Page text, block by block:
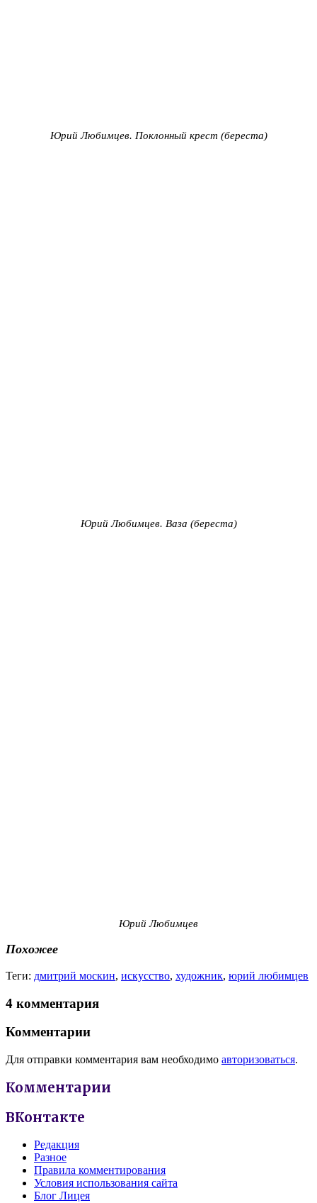
Юрий Любимцев. Поклонный крест (береста)
Юрий Любимцев. Ваза (береста)
Юрий Любимцев
Похожее
Теги: дмитрий москин, искусство, художник, юрий любимцев
4 комментария
Комментарии
Для отправки комментария вам необходимо авторизоваться.
Комментарии
ВКонтакте
Редакция
Разное
Правила комментирования
Условия использования сайта
Блог Лицея